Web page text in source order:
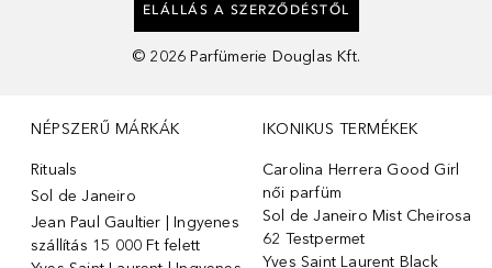
ELÁLLÁS A SZERZŐDÉSTŐL
© 2026 Parfümerie Douglas Kft.
NÉPSZERŰ MÁRKÁK
Rituals
Sol de Janeiro
Jean Paul Gaultier | Ingyenes
szállítás 15 000 Ft felett
IKONIKUS TERMÉKEK
Carolina Herrera Good Girl
női parfüm
Sol de Janeiro Mist Cheirosa
62 Testpermet
Yves Saint Laurent Black